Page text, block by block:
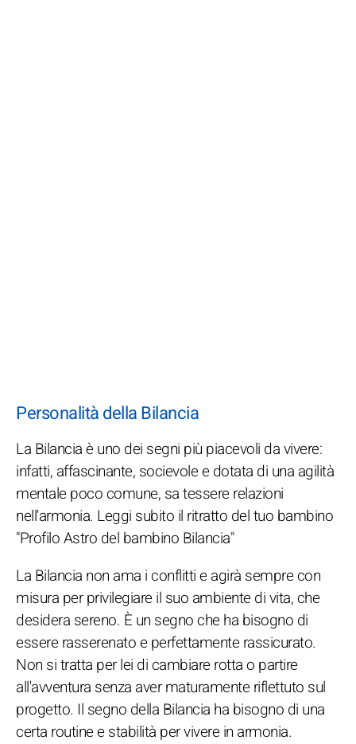
Personalità della Bilancia
La Bilancia è uno dei segni più piacevoli da vivere:
infatti, affascinante, socievole e dotata di una agilità
mentale poco comune, sa tessere relazioni
nell'armonia. Leggi subito il ritratto del tuo bambino
"Profilo Astro del bambino Bilancia"
La Bilancia non ama i conflitti e agirà sempre con
misura per privilegiare il suo ambiente di vita, che
desidera sereno. È un segno che ha bisogno di
essere rasserenato e perfettamente rassicurato.
Non si tratta per lei di cambiare rotta o partire
all'avventura senza aver maturamente riflettuto sul
progetto. Il segno della Bilancia ha bisogno di una
certa routine e stabilità per vivere in armonia.